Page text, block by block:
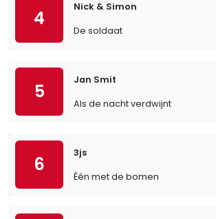
4
Nick & Simon
De soldaat
5
Jan Smit
Als de nacht verdwijnt
6
3js
Één met de bomen